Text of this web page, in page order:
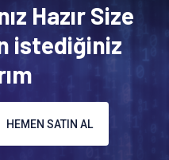
Hazır Size
istediğiniz
HEMEN SATIN AL